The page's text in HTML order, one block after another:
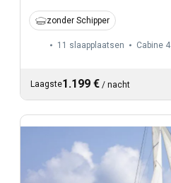
zonder Schipper
11 slaapplaatsen Cabine 4
Laagste1.199 € / nacht